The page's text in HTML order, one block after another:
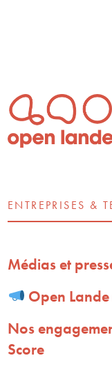
ENTREPRISES &
Médias et
Open
Nos
Score